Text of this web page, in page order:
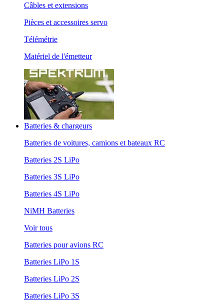
Câbles et extensions
Pièces et accessoires servo
Télémétrie
Matériel de l'émetteur
Batteries & chargeurs
Batteries de voitures, camions et bateaux RC
Batteries 2S LiPo
Batteries 3S LiPo
Batteries 4S LiPo
NiMH Batteries
Voir tous
Batteries pour avions RC
Batteries LiPo 1S
Batteries LiPo 2S
Batteries LiPo 3S